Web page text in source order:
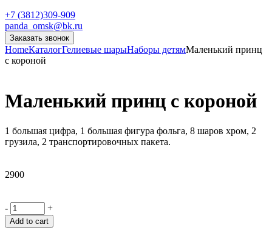
+7 (3812)309-909
panda_omsk@bk.ru
Заказать звонок
HomeКаталогГелиевые шарыНаборы детямМаленький принц
с короной
Маленький принц с короной
1 большая цифра, 1 большая фигура фольга, 8 шаров хром, 2
грузила, 2 транспортировочных пакета.
2900
- +
Add to cart